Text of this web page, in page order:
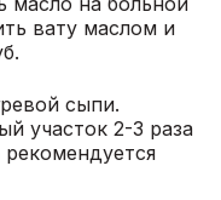
вату маслом и
сыпи.
участок 2-3 раза